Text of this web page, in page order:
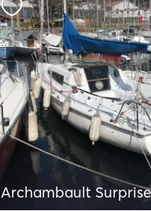
Archambault